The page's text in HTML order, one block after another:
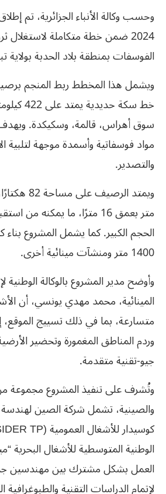
وحسب وكالة الأنباء الجزائرية، تم
2024 ضمن خطة متكاملة
الفوسفات بمنطقة بلاد الحدبة بولاية
ويشمل هذا المخطط ربط المنجم
خط سكة
سوق أهراس، قالمة، وسكيكدة. ويهدف
مواد فوسفاتية وأسمدة موجهة لتلبية
والتصدير.
متر بعمق 16 مترًا، ما يمكنه من
الحجم الكبير. كما يشمل المشروع
1400 متر ومنشآت مينائية أخرى.
وأوضح مدير المشروع بالوكالة الوطنية
المينائية، محمد مهدي يونسي، أن
متسارعة، بما في ذلك تسييج الموقع،
وردم المناطق المغمورة وتحضير
جيو-تقنية متقدمة.
وتُشرف على تنفيذ المشروع مجموعة
الوطنية المتوسطية للأشغال البحرية
العمل بشكل مشترك بين مهندسين
لإتمام الدراسات التقنية والطبوغرافية